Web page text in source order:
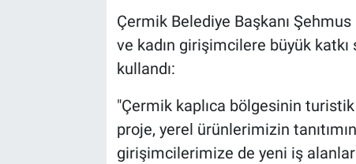
Çermik Belediye Başkanı
ve kadın girişimcilere büyük
kullandı:
"Çermik kaplıca bölgesinin turistik
proje, yerel ürünlerimizin
girişimcilerimize de yeni iş